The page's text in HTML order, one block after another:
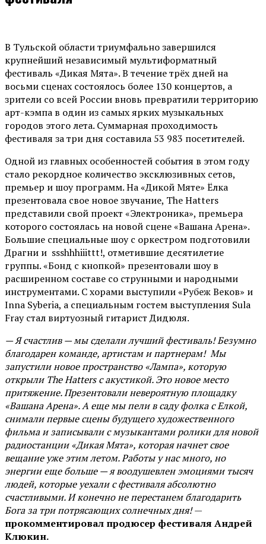
В Тульской области триумфально завершился
крупнейший независимый мультиформатный
фестиваль «Дикая Мята». В течение трёх дней на
восьми сценах состоялось более 130 концертов, а
зрители со всей России вновь превратили территорию
арт-кэмпа в один из самых ярких музыкальных
городов этого лета. Суммарная проходимость
фестиваля за три дня составила 53 983 посетителей.
Одной из главных особенностей события в этом году
стало рекордное количество эксклюзивных сетов,
премьер и шоу программ. На «Дикой Мяте» Ёлка
презентовала свое новое звучание, The Hatters
представили свой проект «Электроника», премьера
которого состоялась на новой сцене «Вашана Арена».
Большие специальные шоу с оркестром подготовили
Драгни и ssshhhiiittt!, отметившие десятилетие
группы. «Бонд с кнопкой» презентовали шоу в
расширенном составе со струнными и народными
инструментами. С хорами выступили «Рубеж Веков» и
Inna Syberia, а специальным гостем выступления Sula
Fray стал виртуозный гитарист Дидюля.
— Я счастлив — мы сделали лучший фестиваль! Безумно
благодарен команде, артистам и партнерам! Мы
запустили новое пространство «Лампа», которую
открыли The Hatters с акустикой. Это новое место
притяжение. Презентовали невероятную площадку
«Вашана Арена». А еще мы пели в саду фолка с Елкой,
снимали первые сцены будущего художественного
фильма и записывали с музыкантами ролики для новой
радиостанции «Дикая Мята», которая начнет свое
вещание уже этим летом. Работы у нас много, но
энергии еще больше — я воодушевлен эмоциями тысяч
людей, которые уехали с фестиваля абсолютно
счастливыми. И конечно не перестанем благодарить
Бога за три потрясающих солнечных дня!—
прокомментировал продюсер фестиваля Андрей
Клюкин.